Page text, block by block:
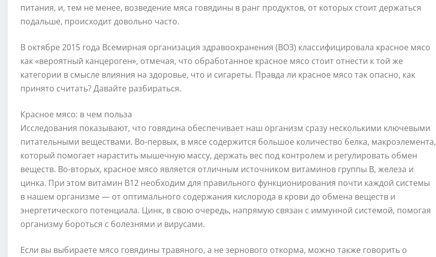
питания, и, тем не менее, возведение мяса говядины в ранг продуктов, от которых стоит держаться
подальше, происходит довольно часто.
В октябре 2015 года Всемирная организация здравоохранения (ВОЗ) классифицировала красное мясо
как «вероятный канцероген», отмечая, что обработанное красное мясо стоит отнести к той же
категории в смысле влияния на здоровье, что и сигареты. Правда ли красное мясо так опасно, как
принято считать? Давайте разбираться.
Красное мясо: в чем польза
Исследования показывают, что говядина обеспечивает наш организм сразу несколькими ключевыми
питательными веществами. Во-первых, в мясе содержится большое количество белка, макроэлемента,
который помогает нарастить мышечную массу, держать вес под контролем и регулировать обмен
веществ. Во-вторых, красное мясо является отличным источником витаминов группы В, железа и
цинка. При этом витамин В12 необходим для правильного функционирования почти каждой системы
в нашем организме — от оптимального содержания кислорода в крови до обмена веществ и
энергетического потенциала. Цинк, в свою очередь, напрямую связан с иммунной системой, помогая
организму бороться с болезнями и вирусами.
Если вы выбираете мясо говядины травяного, а не зернового откорма, можно также говорить о